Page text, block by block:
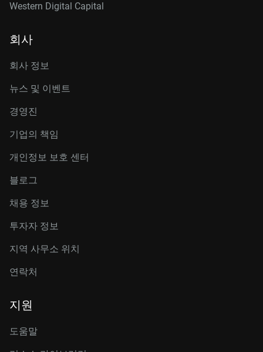
Western Digital Capital
회사
회사 정보
뉴스 및 이벤트
경영진
기업의 책임
개인정보 보호 센터
블로그
채용 정보
투자자 정보
지역 사무소 위치
연락처
지원
도움말